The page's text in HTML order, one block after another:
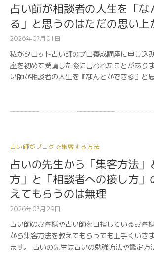
占い師が相談者の人生を「な
る」と思うのはただの思い上
2026年07月01日
私がタロット占い師のプロ養成講座に申し込
座を初めて受講した際に言われたことがあり
い師が相談者の人生を『なんとかできる』と
占い師がブログで集客する方法
占いの先生から「集客方法」
方」と「相談者への接し方」
えてもらうのは無理
2026年03月29日
占い師のお客様や占い師を目指しているお客
から集客方法を教えてもらっても上手くいき
ます。 占いの先生は占いの勉強方法や鑑定